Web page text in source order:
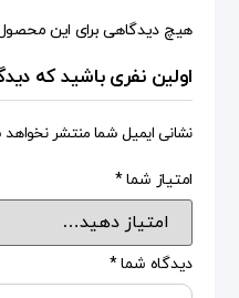
هیچ دیدگاهی برای این
اولین نفری باشید که
نشانی ایمیل شما منتشر
امتیاز شما*
دیدگاه شما*